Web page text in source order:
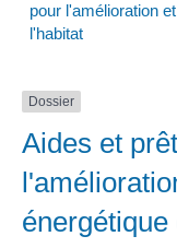
pour l'amélioration
l'habitat
Dossier
Aides et